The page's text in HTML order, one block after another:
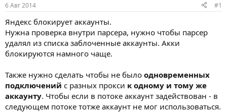
м
ы
а
л
6 Авг 2014 #1
Яндекс блокирует аккаунты.
Нужна проверка внутри парсера, нужно чтобы парсер
удалял из списка заблоченные аккаунты. Акки
блокируются намного чаще.
Также нужно сделать чтобы не было одновременных
подключений с разных прокси к одному и тому же
аккаунту. Чтобы если в потоке аккаунт задействован - в
следующем потоке тотже аккаунт не мог использоваться.